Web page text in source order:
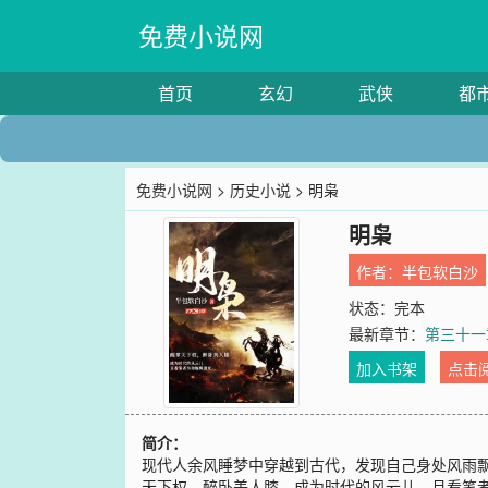
免费小说网
首页 玄幻 武侠 都
免费小说网 > 历史小说 > 明枭
明枭
作者：半包软白沙
状态：完本
最新章节：第三十
加入书架
点击
简介：
现代人余风睡梦中穿越到古代，发现自己身处风